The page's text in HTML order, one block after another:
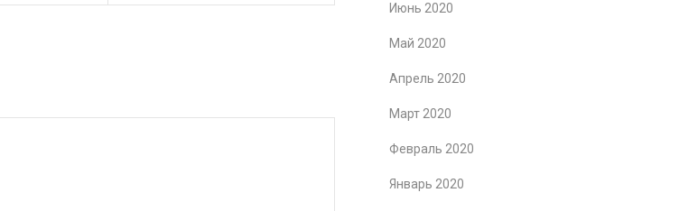
Июнь 2020
Май 2020
Апрель 2020
Март 2020
Февраль 2020
Январь 2020